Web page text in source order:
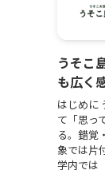
うそこ
も広く
はじめに
て「思っ
る。錯覚
象では片
学内では